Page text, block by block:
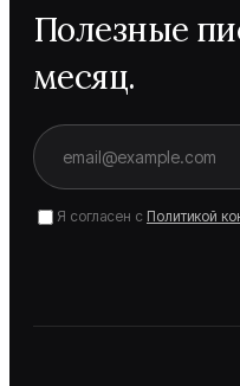
Полезные
месяц.
Я согласен с Политикой